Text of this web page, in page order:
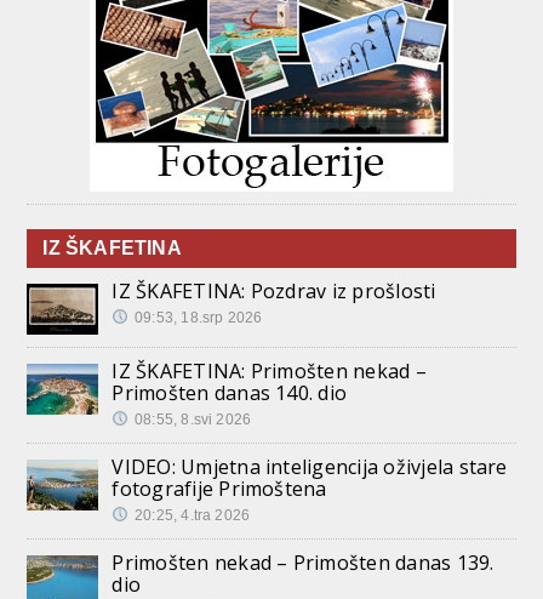
IZ ŠKAFETINA
IZ ŠKAFETINA: Pozdrav iz prošlosti
09:53, 18.srp 2026
IZ ŠKAFETINA: Primošten nekad –
Primošten danas 140. dio
08:55, 8.svi 2026
VIDEO: Umjetna inteligencija oživjela stare
fotografije Primoštena
20:25, 4.tra 2026
Primošten nekad – Primošten danas 139.
dio